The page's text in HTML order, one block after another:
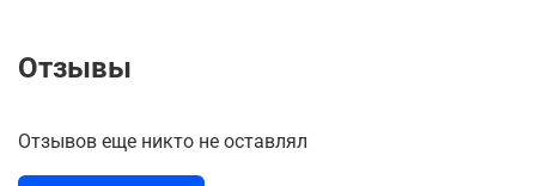
Отзывы
Отзывов еще никто не оставлял